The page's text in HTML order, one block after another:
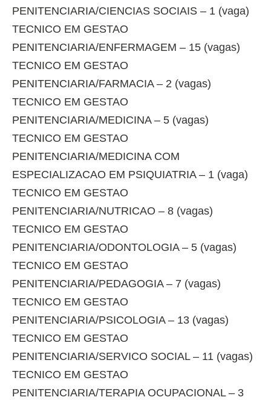
PENITENCIARIA/CIENCIAS SOCIAIS – 1 (vaga)
TECNICO EM GESTAO
PENITENCIARIA/ENFERMAGEM – 15 (vagas)
TECNICO EM GESTAO
PENITENCIARIA/FARMACIA – 2 (vagas)
TECNICO EM GESTAO
PENITENCIARIA/MEDICINA – 5 (vagas)
TECNICO EM GESTAO
PENITENCIARIA/MEDICINA COM
ESPECIALIZACAO EM PSIQUIATRIA – 1 (vaga)
TECNICO EM GESTAO
PENITENCIARIA/NUTRICAO – 8 (vagas)
TECNICO EM GESTAO
PENITENCIARIA/ODONTOLOGIA – 5 (vagas)
TECNICO EM GESTAO
PENITENCIARIA/PEDAGOGIA – 7 (vagas)
TECNICO EM GESTAO
PENITENCIARIA/PSICOLOGIA – 13 (vagas)
TECNICO EM GESTAO
PENITENCIARIA/SERVICO SOCIAL – 11 (vagas)
TECNICO EM GESTAO
PENITENCIARIA/TERAPIA OCUPACIONAL – 3